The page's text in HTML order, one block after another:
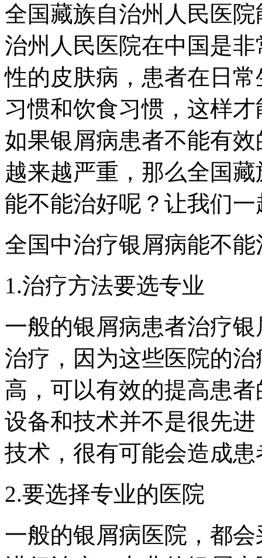
全国藏族自治州人民医
治州人民医院在中国是
性的皮肤病，患者在日
习惯和饮食习惯，这样
如果银屑病患者不能有
越来越严重，那么全国
能不能治好呢？让我们
全国中治疗银屑病能不能
1.治疗方法要选专业
一般的银屑病患者治疗
治疗，因为这些医院的
高，可以有效的提高患
设备和技术并不是很先
技术，很有可能会造成
2.要选择专业的医院
一般的银屑病医院，都